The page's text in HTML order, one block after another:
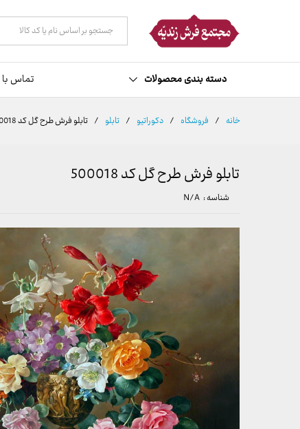
همه دسته ها
دسته بندی محصولات تماس
خانه / فروشگاه / دکوراتیو / تابلو / تابلو فرش طرح گل کد 500018
تابلو فرش طرح گل کد 500018
شناسه : N/A
توضیحات مشخصات نظرات (0)